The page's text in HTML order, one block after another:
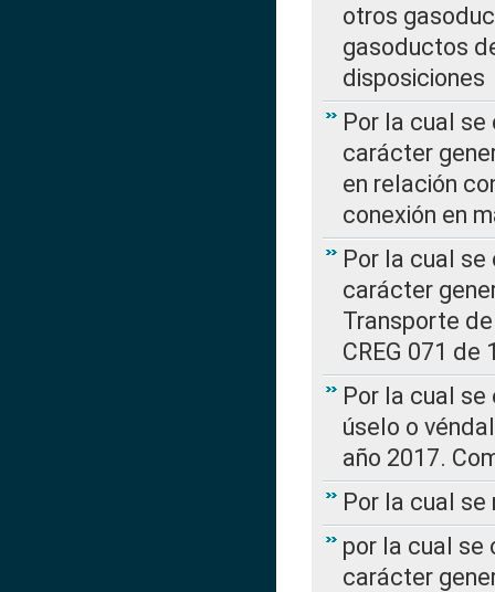
otros
gasoductos
disposiciones
Por la cual
carácter
en relación
conexión en
Por la cual
carácter
Transporte
CREG 071 de
Por la cual
úselo o
año 2017.
Por la cual se
por la cual se
carácter